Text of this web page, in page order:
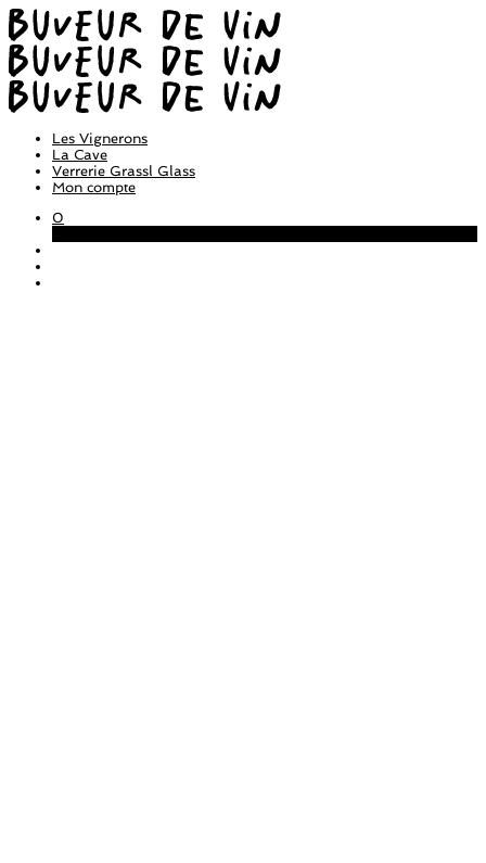
Les Vignerons
La Cave
Verrerie Grassl Glass
Mon compte
0